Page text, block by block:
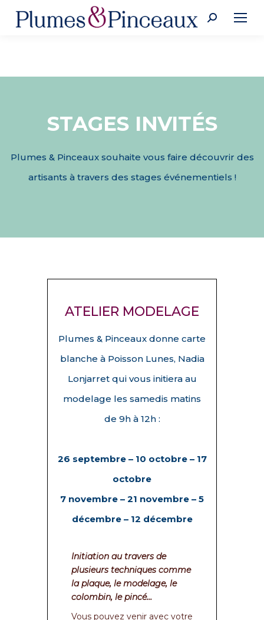
Recherche
STAGES INVITÉS
Plumes & Pinceaux souhaite vous faire découvrir des
artisants à travers des stages événementiels !
ATELIER MODELAGE
Plumes & Pinceaux donne carte
blanche à Poisson Lunes, Nadia
Lonjarret qui vous initiera au
modelage les samedis matins
de 9h à 12h :
26 septembre – 10 octobre – 17
octobre
7 novembre – 21 novembre – 5
décembre – 12 décembre
Initiation au travers de
plusieurs techniques comme
la plaque, le modelage, le
colombin, le pincé…
Vous pouvez venir avec votre